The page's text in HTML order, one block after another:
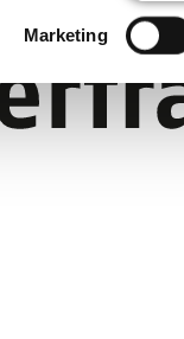
Marketing